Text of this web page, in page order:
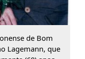
de Bom
Lagemann, que